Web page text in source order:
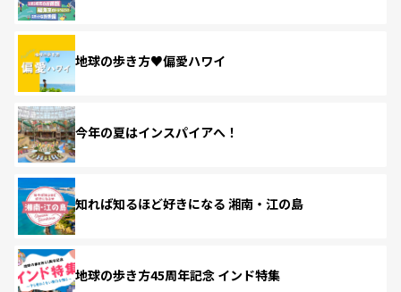
地球の歩き方♥偏愛ハワイ
今年の夏はインスパイアへ！
知れば知るほど好きになる 湘南・江の島
地球の歩き方45周年記念 インド特集